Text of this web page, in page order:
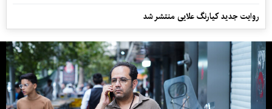
روایت جدید کیارنگ علایی منتشر شد